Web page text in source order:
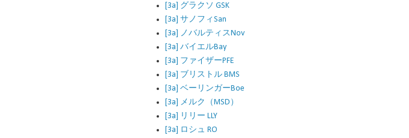
[3a] グラクソ GSK
[3a] サノフィSan
[3a] ノバルティスNov
[3a] バイエルBay
[3a] ファイザーPFE
[3a] ブリストル BMS
[3a] ベーリンガーBoe
[3a] メルク（MSD）
[3a] リリー LLY
[3a] ロシュ RO